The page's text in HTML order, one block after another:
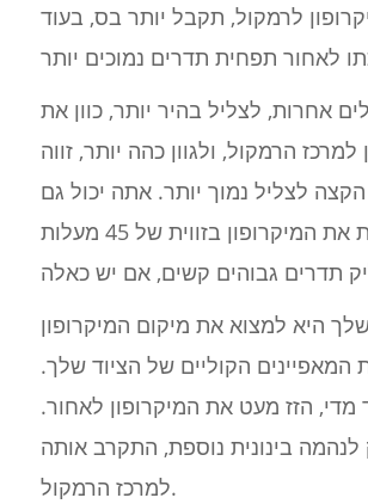
לרמקול, תקבל יותר בס, בעוד
אחרות, לצליל בהיר יותר, כוון את
למרכז הרמקול, ולגוון כהה יותר, זווה
הקצה לצליל נמוך יותר. אתה יכול גם
לנסות לזוות את המיקרופון בזווית של 45 מעלות
היא למצוא את מיקום המיקרופון
הקוליים של הציוד שלך.
הזז מעט את המיקרופון לאחור.
בינונית נוספת, התקרב אותה
למרכז הרמקול.